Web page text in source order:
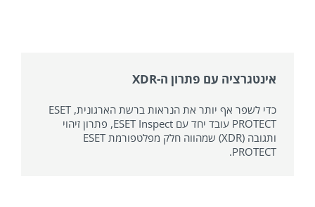
אינטגרציה עם פתרון ה-XDR
כדי לשפר אף יותר את הנראות ברשת הארגונית, ESET
PROTECT עובד יחד עם ESET Inspect, פתרון זיהוי
ותגובה (XDR) שמהווה חלק מפלטפורמת ESET
PROTECT.